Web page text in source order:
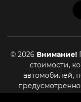
© 2026 Внимание!
стоимости,
автомобилей,
информационный